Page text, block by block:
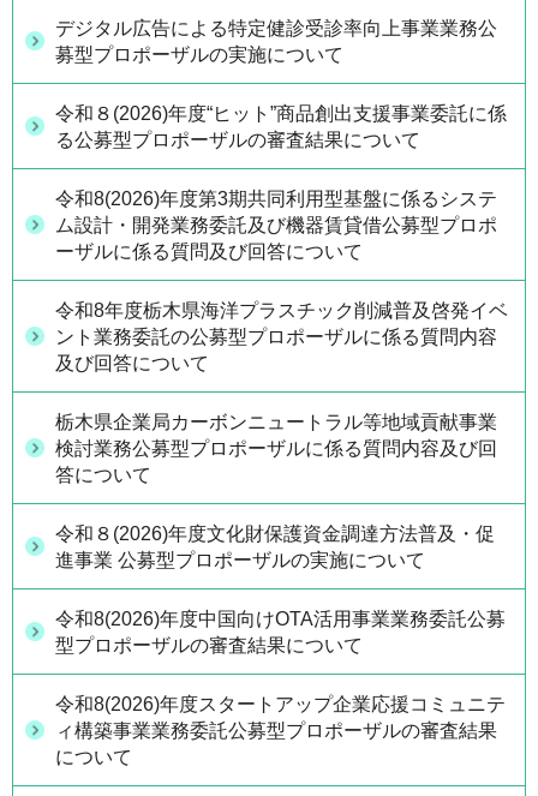
デジタル広告による特定健診受診率向上事業業務公
募型プロポーザルの実施について
令和８(2026)年度“ヒット”商品創出支援事業委託に係
る公募型プロポーザルの審査結果について
令和8(2026)年度第3期共同利用型基盤に係るシステ
ム設計・開発業務委託及び機器賃貸借公募型プロポ
ーザルに係る質問及び回答について
令和8年度栃木県海洋プラスチック削減普及啓発イベ
ント業務委託の公募型プロポーザルに係る質問内容
及び回答について
栃木県企業局カーボンニュートラル等地域貢献事業
検討業務公募型プロポーザルに係る質問内容及び回
答について
令和８(2026)年度文化財保護資金調達方法普及・促
進事業 公募型プロポーザルの実施について
令和8(2026)年度中国向けOTA活用事業業務委託公募
型プロポーザルの審査結果について
令和8(2026)年度スタートアップ企業応援コミュニテ
ィ構築事業業務委託公募型プロポーザルの審査結果
について